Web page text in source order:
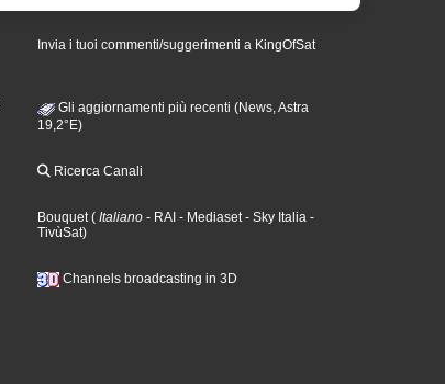
Invia i tuoi commenti/suggerimenti a KingOfSat
Gli aggiornamenti più recenti (News, Astra
19,2°E)
Ricerca Canali
Bouquet( Italiano - RAI - Mediaset- Sky Italia -
TivùSat)
Channels broadcasting in 3D